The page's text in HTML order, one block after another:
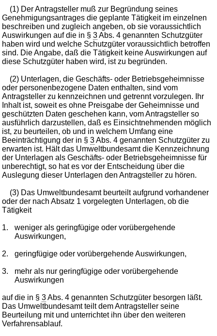
(1) Der Antragsteller muß zur Begründung seines
Genehmigungsantrages die geplante Tätigkeit im einzelnen
beschreiben und zugleich angeben, ob sie voraussichtlich
Auswirkungen auf die in §3Abs. 4 genannten Schutzgüter
haben wird und welche Schutzgüter voraussichtlich betroffen
sind. Die Angabe, daß die Tätigkeit keine Auswirkungen auf
diese Schutzgüter haben wird, ist zu begründen.
(2) Unterlagen, die Geschäfts- oder Betriebsgeheimnisse
oder personenbezogene Daten enthalten, sind vom
Antragsteller zu kennzeichnen und getrennt vorzulegen. Ihr
Inhalt ist, soweit es ohne Preisgabe der Geheimnisse und
geschützten Daten geschehen kann, vom Antragsteller so
ausführlich darzustellen, daß es Einsichtnehmenden möglich
ist, zu beurteilen, ob und in welchem Umfang eine
Beeinträchtigung der in §3Abs. 4 genannten Schutzgüter zu
erwarten ist. Hält das Umweltbundesamt die Kennzeichnung
der Unterlagen als Geschäfts- oder Betriebsgeheimnisse für
unberechtigt, so hat es vor der Entscheidung über die
Auslegung dieser Unterlagen den Antragsteller zu hören.
(3) Das Umweltbundesamt beurteilt aufgrund vorhandener
oder der nach Absatz 1 vorgelegten Unterlagen, ob die
Tätigkeit
1.
weniger als geringfügige oder vorübergehende
Auswirkungen,
2. geringfügige oder vorübergehende Auswirkungen,
3.
mehr als nur geringfügige oder vorübergehende
Auswirkungen
auf die in §3Abs. 4 genannten Schutzgüter besorgen läßt.
Das Umweltbundesamt teilt dem Antragsteller seine
Beurteilung mit und unterrichtet ihn über den weiteren
Verfahrensablauf.